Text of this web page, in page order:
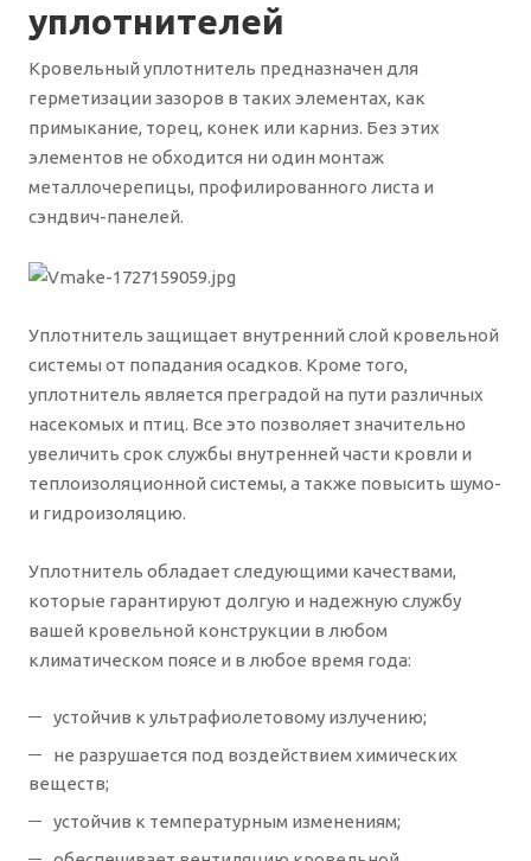
уплотнителей
Кровельный уплотнитель предназначен для
герметизации зазоров в таких элементах, как
примыкание, торец, конек или карниз. Без этих
элементов не обходится ни один монтаж
металлочерепицы, профилированного листа и
сэндвич-панелей.
Уплотнитель защищает внутренний слой кровельной
системы от попадания осадков. Кроме того,
уплотнитель является преградой на пути различных
насекомых и птиц. Все это позволяет значительно
увеличить срок службы внутренней части кровли и
теплоизоляционной системы, а также повысить шумо-
и гидроизоляцию.
Уплотнитель обладает следующими качествами,
которые гарантируют долгую и надежную службу
вашей кровельной конструкции в любом
климатическом поясе и в любое время года:
устойчив к ультрафиолетовому излучению;
не разрушается под воздействием химических
веществ;
устойчив к температурным изменениям;